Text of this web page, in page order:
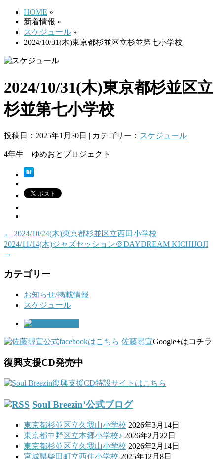
HOME »
新着情報 »
スケジュール »
2024/10/31(木)東京都杉並区立杉並第七小学校
2024/10/31(木)東京都杉並区立
杉並第七小学校
投稿日：2025年1月30日 | カテゴリー： スケジュール
4年生 ゆめおとプロジェクト
← 2024/10/24(木)東京都杉並区立西田小学校
2024/11/14(木)ジャズセッション＠DAYDREAM KICHIJOJI
→
カテゴリー
お知らせ/掲載情報
スケジュール
佐藤尋宣Google+はコチラ
復興支援CD発売中
Soul Breezin’公式ブログ
東京都杉並区立久我山小学校 2026年3月14日
東京都中野区立本郷小学校♪ 2026年2月22日
東京都杉並区立久我山小学校 2026年2月14日
宮城県柴田町立西住小学校 2025年12月8日